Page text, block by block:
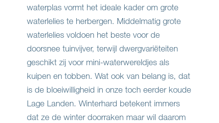
waterplas vormt het ideale kader om grote
waterlelies te herbergen. Middelmatig grote
waterlelies voldoen het beste voor de
doorsnee tuinvijver, terwijl dwergvariëteiten
geschikt zij voor mini-waterwereldjes als
kuipen en tobben. Wat ook van belang is, dat
is de bloeiwilligheid in onze toch eerder koude
Lage Landen. Winterhard betekent immers
dat ze de winter doorraken maar wil daarom